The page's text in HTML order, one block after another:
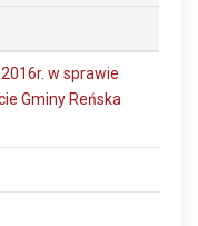
w sprawie
Gminy Reńska